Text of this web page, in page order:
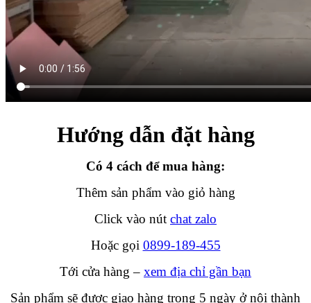
Hướng dẫn đặt hàng
Có 4 cách để mua hàng:
Thêm sản phẩm vào giỏ hàng
Click vào nút chat zalo
Hoặc gọi 0899-189-455
Tới cửa hàng – xem địa chỉ gần bạn
Sản phẩm sẽ được giao hàng trong 5 ngày ở nội thành